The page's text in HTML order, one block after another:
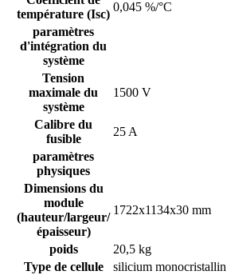
température (Isc)
0,045 %/°C
paramètres
d'intégration du
système
Tension
maximale du
système
1500 V
Calibre du
fusible
25 A
paramètres
physiques
Dimensions du
module
(hauteur/largeur/
épaisseur)
1722x1134x30 mm
poids
20,5 kg
Type de cellule
silicium monocristallin